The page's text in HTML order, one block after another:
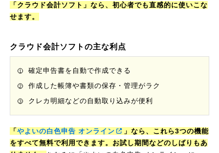
「クラウド会計ソフト」なら、初心者でも直感的に使いこな
せます。
クラウド会計ソフトの主な利点
確定申告書を自動で作成できる
作成した帳簿や書類の保存・管理がラク
クレカ明細などの自動取り込みが便利
「やよいの白色申告 オンライン
」なら、これら3つの機能
をすべて無料で利用できます。お試し期間などのしばりもあ